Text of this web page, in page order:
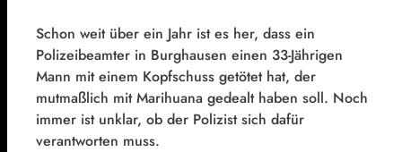
Schon weit über ein Jahr ist es her, dass ein
Polizeibeamter in Burghausen einen 33-Jährigen
Mann mit einem Kopfschuss getötet hat, der
mutmaßlich mit Marihuana gedealt haben soll. Noch
immer ist unklar, ob der Polizist sich dafür
verantworten muss.